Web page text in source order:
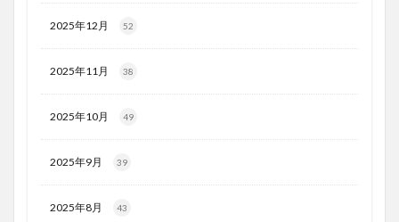
2025年12月 52
2025年11月 38
2025年10月 49
2025年9月 39
2025年8月 43